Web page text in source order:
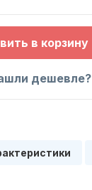
в корзину
дешевле?